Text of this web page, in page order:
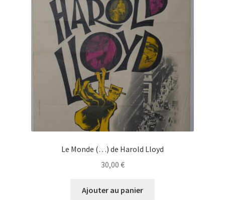
Le Monde (…) de Harold Lloyd
30,00 €
Ajouter au panier